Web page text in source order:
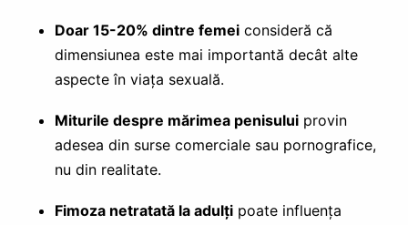
Doar 15-20% dintre femeiconsideră că
dimensiunea este mai importantă decât alte
aspecte în viața sexuală.
Miturile despre mărimea penisuluiprovin
adesea din surse comerciale sau pornografice,
nu din realitate.
Fimoza netratată la adulțipoate influența